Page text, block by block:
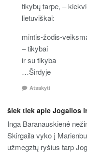
tikybų tarpe, –
lietuviškai:
mintis-žodis-
– tikybai
ir su tikyba
…Širdyje
Atsakyti
šiek tiek apie Jogailos
Inga Baranauskienė
Skirgaila vyko į
užmegztų ryšius tarp